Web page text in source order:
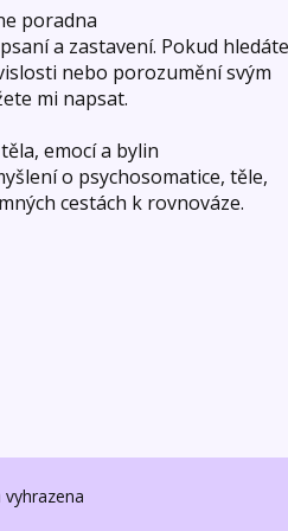
poradna
a zastavení. Pokud hledáte
nebo porozumění svým
mi napsat.
emocí a bylin
o psychosomatice, těle,
cestách k rovnováze.
vyhrazena